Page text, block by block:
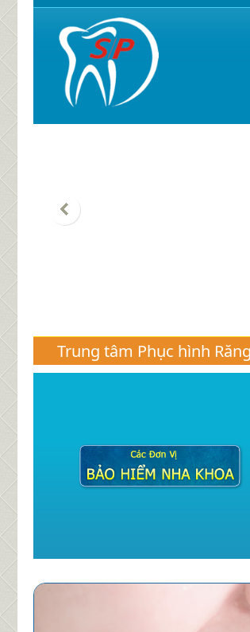
Trung tâm Phục hình